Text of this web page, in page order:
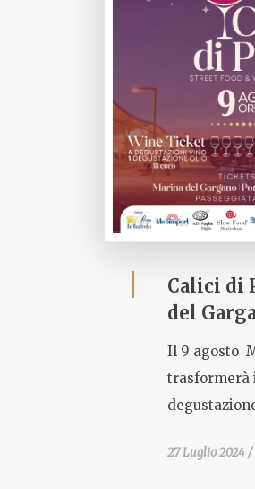
Calici di
del
Il 9 agosto
trasformerà
27 Luglio 2024